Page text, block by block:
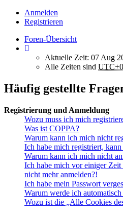
Anmelden
Registrieren
Foren-Übersicht
Aktuelle Zeit: 07 Aug
Alle Zeiten sind
Häufig gestellte
Registrierung und Anmeldung
Wozu muss ich mich
Was ist COPPA?
Warum kann ich mich nicht
Ich habe mich registriert,
Warum kann ich mich nicht
Ich habe mich vor einiger
nicht mehr anmelden?!
Ich habe mein Passwort
Warum werde ich automatisch
Wozu ist die „Alle Cookies